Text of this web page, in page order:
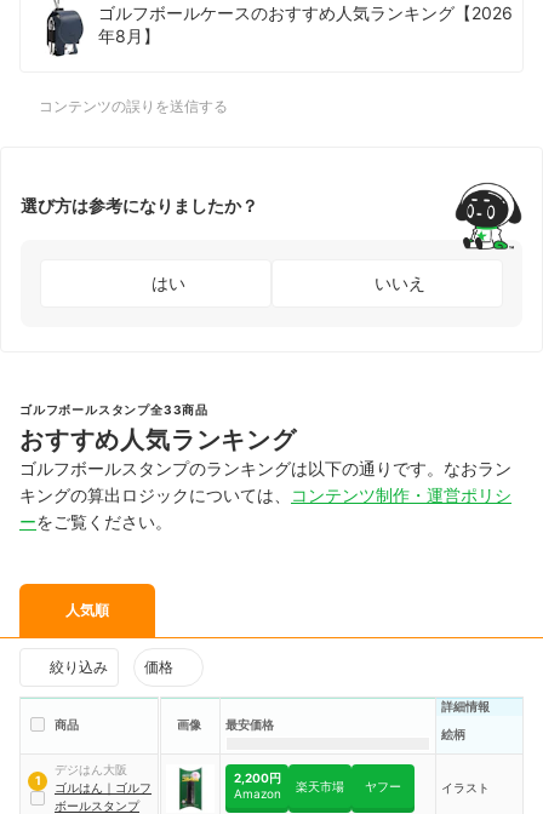
ゴルフボールケースのおすすめ人気ランキング【2026
年8月】
コンテンツの誤りを送信する
選び方は参考になりましたか？
はい いいえ
ゴルフボールスタンプ全33商品
おすすめ人気ランキング
ゴルフボールスタンプのランキングは以下の通りです。なおラン
キングの算出ロジックについては、
コンテンツ制作・運営ポリシ
ーをご覧ください。
人気順
絞り込み 価格
商品 画像 最安価格
詳細情報
絵柄
1
デジはん大阪
ゴルはん ｜ ゴルフ
ボールスタンプ
2,200円
Amazon
楽天市場 ヤフー イラスト